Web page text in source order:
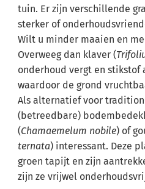
tuin. Er zijn verschillende
sterker of
Wilt u minder maaien en
Overweeg dan klaver (
onderhoud vergt en stikstof
waardoor de grond
Als alternatief voor
(betreedbare)
(Chamaemelum nobile) of
ternata) interessant. Deze
groen tapijt en zijn
zijn ze vrijwel